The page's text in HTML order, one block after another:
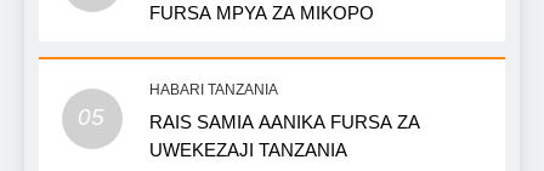
FURSA MPYA ZA MIKOPO
05
HABARI TANZANIA
RAIS SAMIA AANIKA FURSA ZA
UWEKEZAJI TANZANIA